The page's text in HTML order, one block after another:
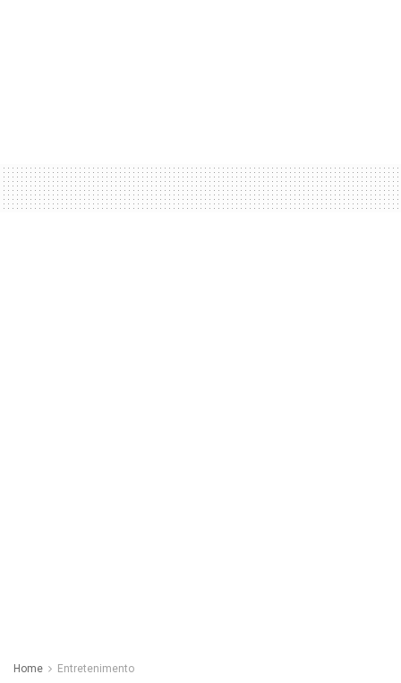
Home Entretenimento